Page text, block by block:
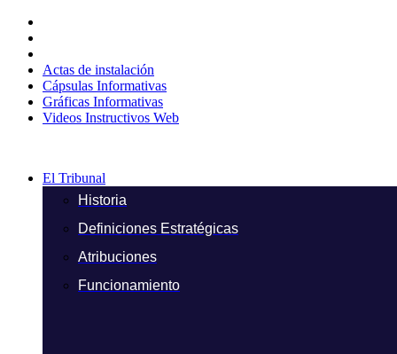
contenido
Actas de instalación
Cápsulas Informativas
Gráficas Informativas
Videos Instructivos Web
El Tribunal
Historia
Definiciones Estratégicas
Atribuciones
Funcionamiento